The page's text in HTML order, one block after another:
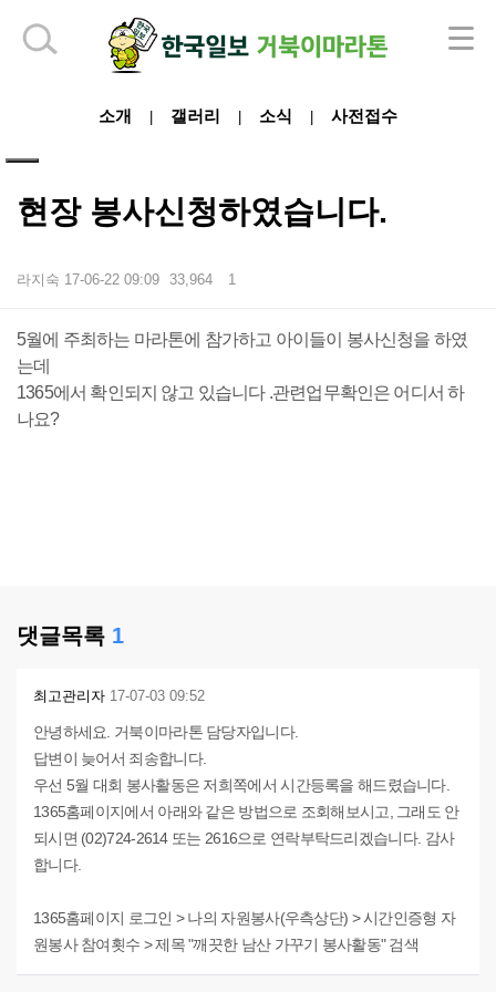
소개 갤러리 소식 사전접수
현장 봉사신청하였습니다.
라지숙 17-06-22 09:09 33,964 1
본문
5월에 주최하는 마라톤에 참가하고 아이들이 봉사신청을 하였
는데
1365에서 확인되지 않고 있습니다 .관련업무확인은 어디서 하
나요?
댓글목록 1
최고관리자 17-07-03 09:52
안녕하세요. 거북이마라톤 담당자입니다.
답변이 늦어서 죄송합니다.
우선 5월 대회 봉사활동은 저희쪽에서 시간등록을 해드렸습니다.
1365홈페이지에서 아래와 같은 방법으로 조회해보시고, 그래도 안
되시면 (02)724-2614 또는 2616으로 연락부탁드리겠습니다. 감사
합니다.
1365홈페이지 로그인 > 나의 자원봉사(우측상단) > 시간인증형 자
원봉사 참여횟수 > 제목 "깨끗한 남산 가꾸기 봉사활동" 검색
하단 영역